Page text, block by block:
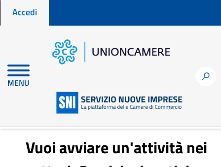
Menu profilo utente
Accedi
MENU
h
Home
Vuoi avviare un'attività nei settori: Servizi educativi e ricreativi
per infanzia e minori?
Vuoi avviare un'attività nei